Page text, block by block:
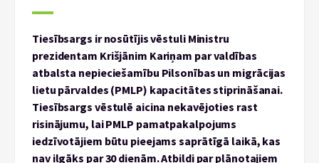
Tiesībsargs ir nosūtījis vēstuli Ministru
prezidentam Krišjānim Kariņam par valdības
atbalsta nepieciešamību Pilsonības un migrācijas
lietu pārvaldes (PMLP) kapacitātes stiprināšanai.
Tiesībsargs vēstulē aicina nekavējoties rast
risinājumu, lai PMLP pamatpakalpojums
iedzīvotājiem būtu pieejams saprātīgā laikā, kas
nav ilgāks par 30 dienām. Atbildi par plānotajiem